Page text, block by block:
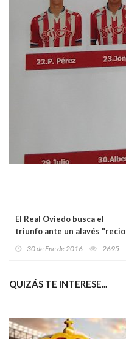
El Real Oviedo busca el
triunfo ante un alavés "recio
30 de Ene de 2016 2695
QUIZÁS TE INTERESE...